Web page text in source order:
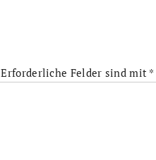
Erforderliche Felder sind mit *